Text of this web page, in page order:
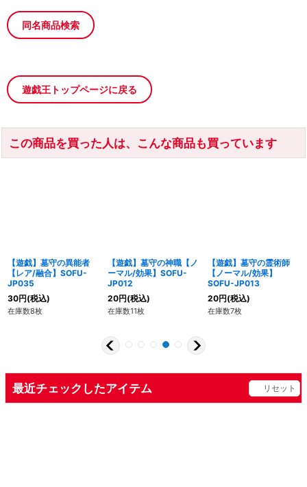
同名商品検索
遊戯王トップページに戻る
この商品を買った人は、こんな商品も買っています
【遊戯】墓守の異能者
【レア/融合】SOFU-
JP035
30円(税込)
在庫数8枚
【遊戯】墓守の神職【ノ
ーマル/効果】SOFU-
JP012
20円(税込)
在庫数11枚
【遊戯】墓守の霊術師
【ノーマル/効果】
SOFU-JP013
20円(税込)
在庫数7枚
最近チェックしたアイテム リセット